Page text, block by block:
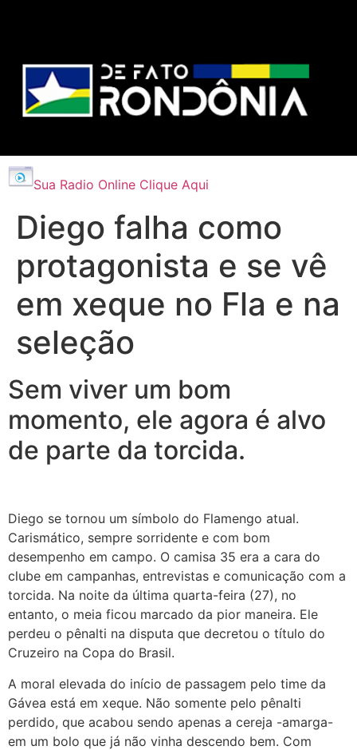
Sua Radio Online Clique Aqui
Diego falha como
protagonista e se vê
em xeque no Fla e na
seleção
Sem viver um bom
momento, ele agora é alvo
de parte da torcida.
Diego se tornou um símbolo do Flamengo atual.
Carismático, sempre sorridente e com bom
desempenho em campo. O camisa 35 era a cara do
clube em campanhas, entrevistas e comunicação com a
torcida. Na noite da última quarta-feira (27), no
entanto, o meia ficou marcado da pior maneira. Ele
perdeu o pênalti na disputa que decretou o título do
Cruzeiro na Copa do Brasil.
A moral elevada do início de passagem pelo time da
Gávea está em xeque. Não somente pelo pênalti
perdido, que acabou sendo apenas a cereja -amarga-
em um bolo que já não vinha descendo bem. Com